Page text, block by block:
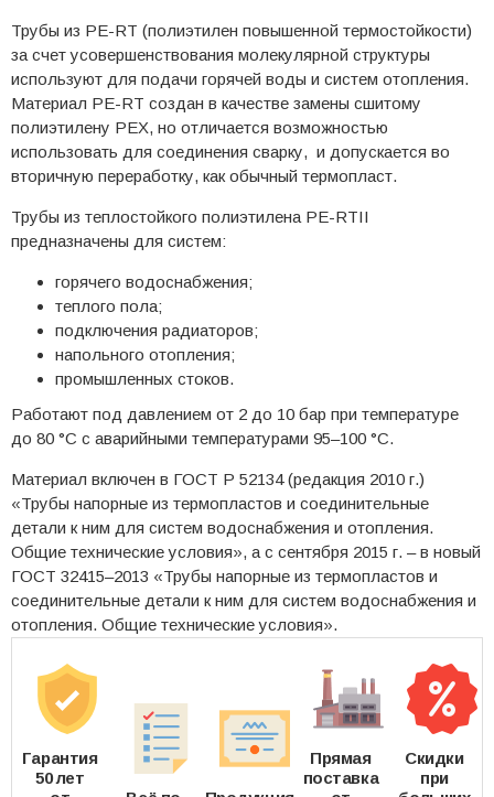
Трубы из PE-RT (полиэтилен повышенной термостойкости)
за счет усовершенствования молекулярной структуры
используют для подачи горячей воды и систем отопления.
Материал PE-RT создан в качестве замены сшитому
полиэтилену PEX, но отличается возможностью
использовать для соединения сварку, и допускается во
вторичную переработку, как обычный термопласт.
Трубы из теплостойкого полиэтилена PE-RTII
предназначены для систем:
горячего водоснабжения;
теплого пола;
подключения радиаторов;
напольного отопления;
промышленных стоков.
Работают под давлением от 2 до 10 бар при температуре
до 80 °C с аварийными температурами 95–100 °C.
Материал включен в ГОСТ Р 52134 (редакция 2010 г.)
«Трубы напорные из термопластов и соединительные
детали к ним для систем водоснабжения и отопления.
Общие технические условия», а с сентября 2015 г. – в новый
ГОСТ 32415–2013 «Трубы напорные из термопластов и
соединительные детали к ним для систем водоснабжения и
отопления. Общие технические условия».
Гарантия
50 лет
Прямая
поставка
Скидки
при